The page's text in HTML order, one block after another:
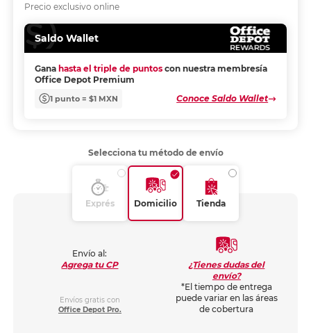
Precio exclusivo online
Saldo Wallet
Gana hasta el triple de puntos con nuestra membresía
Office Depot Premium
1 punto = $1 MXN Conoce Saldo Wallet
Selecciona tu método de envío
Exprés Domicilio Tienda
Envío al:
Agrega tu CP
Envíos gratis con
Office Depot Pro.
¿Tienes dudas del
envío?
*El tiempo de entrega
puede variar en las áreas
de cobertura